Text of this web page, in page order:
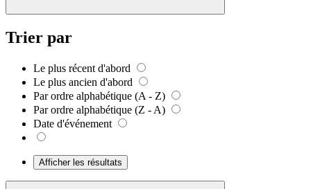
Trier par
Le plus récent d'abord
Le plus ancien d'abord
Par ordre alphabétique (A - Z)
Par ordre alphabétique (Z - A)
Date d'événement
Afficher les résultats